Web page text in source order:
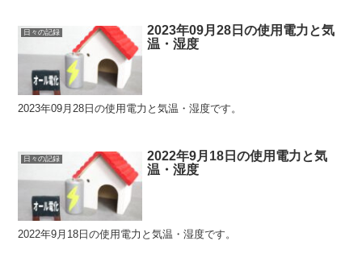
日々の記録
2023年09月28日の使用電力と気
温・湿度
2023年09月28日の使用電力と気温・湿度です。
日々の記録
2022年9月18日の使用電力と気
温・湿度
2022年9月18日の使用電力と気温・湿度です。